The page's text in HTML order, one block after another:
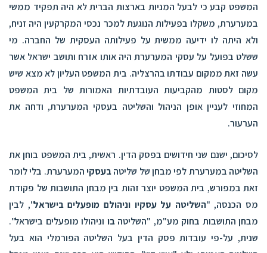
המשפט קבע כי לבעל המניות בארצות הברית לא היה תפקיד ממשי
במערערת, משקלו בפעילות הנוגעת למכר נכסי המקרקעין היה זניח,
ולא היתה לו ידיעה ממשית על פעילותה העסקית של החברה. מי
ששלט בפועל על עסקי המערערת היה אותו אזרח ותושב ישראל אשר
עשה זאת ממקום עבודתו בהרצליה. בית המשפט העליון לא מצא שיש
מקום לסטות מהקביעות העובדתיות האמורות של בית המשפט
המחוזי לעניין אופן הניהול והשליטה בעסקי המערערת, ודחה את
הערעור.
לסיכום, ישנם שני חידושים בפסק הדין. ראשית, בית המשפט בוחן את
השליטה במערערת לפי מבחן של שליטהבעסקיהמערערת. בלי לומר
זאת במפורש, בית המשפט יוצר זהות בין מבחן התושבות של פקודת
מס הכנסה, "השליטה על עסקיו וניהולם מופעלים בישראל", לבין
מבחן התושבות בחוק מע"מ, "השליטהבו וניהולו מופעלים בישראל".
שנית, על-פי עובדות פסק הדין בעל השליטה הפורמלי הוא בעל